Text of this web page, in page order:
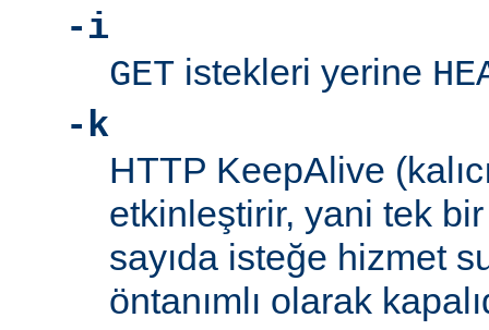
-i
GET istekleri yerine
-k
HTTP KeepAlive
etkinleştirir, yani tek
sayıda isteğe hizmet
öntanımlı olarak